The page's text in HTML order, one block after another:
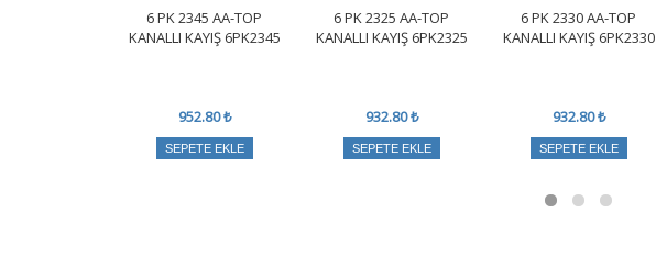
6 PK 2345 AA-TOP
KANALLI KAYIŞ 6PK2345
952.80 ₺
SEPETE EKLE
6 PK 2325 AA-TOP
KANALLI KAYIŞ 6PK2325
932.80 ₺
SEPETE EKLE
6 PK 2330 AA-TOP
KANALLI KAYIŞ 6PK2330
932.80 ₺
SEPETE EKLE